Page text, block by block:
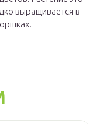
выращивается в